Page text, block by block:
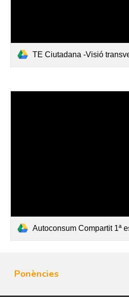
TE Ciutadana -Visió
Autoconsum Compartit 1ª escola d'estiu
Ponències